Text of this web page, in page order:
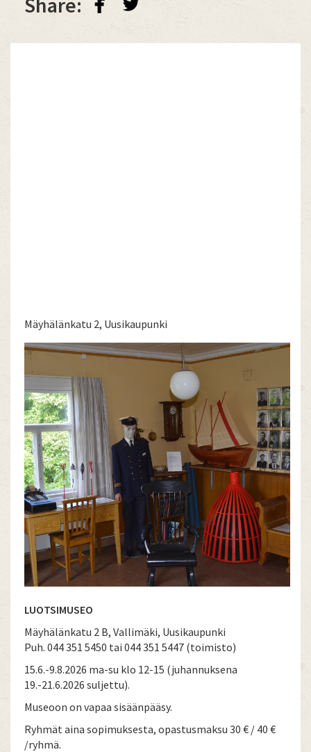
Mäyhälänkatu 2, Uusikaupunki
LUOTSIMUSEO
Mäyhälänkatu 2 B, Vallimäki, Uusikaupunki
Puh. 044 351 5450 tai 044 351 5447 (toimisto)
15.6.-9.8.2026 ma-su klo 12-15 (juhannuksena
19.-21.6.2026 suljettu).
Museoon on vapaa sisäänpääsy.
Ryhmät aina sopimuksesta, opastusmaksu 30 € / 40 €
/ryhmä.